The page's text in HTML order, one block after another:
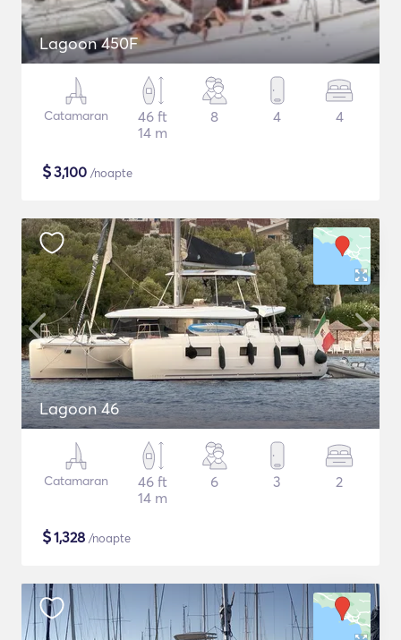
Lagoon 450F
Catamaran
46 ft
14 m
8 4 4
$3,100 /noapte
Lagoon 46
Catamaran
46 ft
14 m
6 3 2
$1,328 /noapte